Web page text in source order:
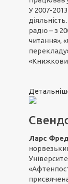
У 2007-
радіо – з
читання»,
Ларс